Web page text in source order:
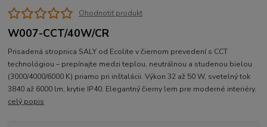
Ohodnotiť produkt
W007-CCT/40W/CR
Prisadená stropnica SALY od Ecolite v čiernom prevedení s CCT
technológiou – prepínajte medzi teplou, neutrálnou a studenou bielou
(3000/4000/6000 K) priamo pri inštalácii. Výkon 32 až 50 W, svetelný tok
3840 až 6000 lm, krytie IP40. Elegantný čierny lem pre moderné interiéry.
celý popis